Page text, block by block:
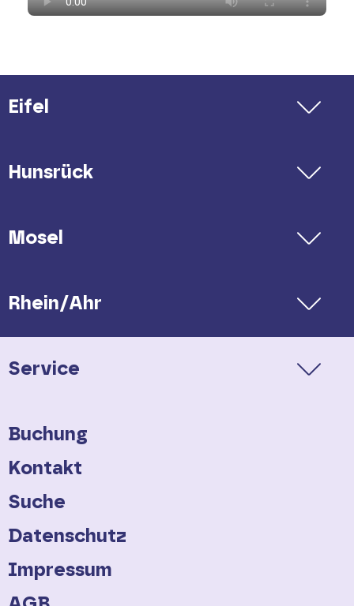
Eifel
Hunsrück
Mosel
Rhein/Ahr
Service
Buchung
Kontakt
Suche
Datenschutz
Impressum